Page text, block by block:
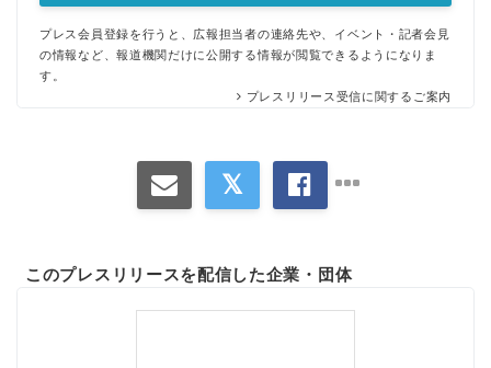
プレス会員登録を行うと、広報担当者の連絡先や、イベント・記者会見
の情報など、報道機関だけに公開する情報が閲覧できるようになりま
す。
プレスリリース受信に関するご案内
このプレスリリースを配信した企業・団体